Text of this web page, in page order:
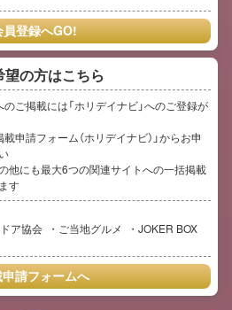
員登録へGO!
望の方はこちら
ご掲載には「ホリデイナビ」へのご登録が
申請フォーム（ホリデイナビ）」からお申
他にも最大6つの関連サイトへの一括掲載
す
ア協会 ご当地グルメ
JOKER BOX
請フォームへ